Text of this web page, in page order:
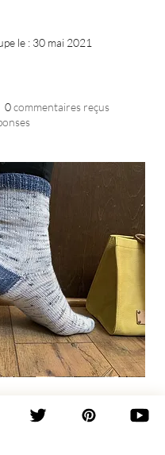
le : 30 mai 2021
0commentaires reçus
newsletter